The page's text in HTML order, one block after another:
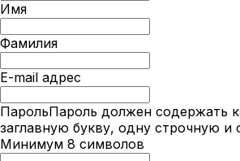
Имя
Фамилия
E-mail адрес
ПарольПароль должен содержать
заглавную букву, одну строчную и
Минимум 8 символов